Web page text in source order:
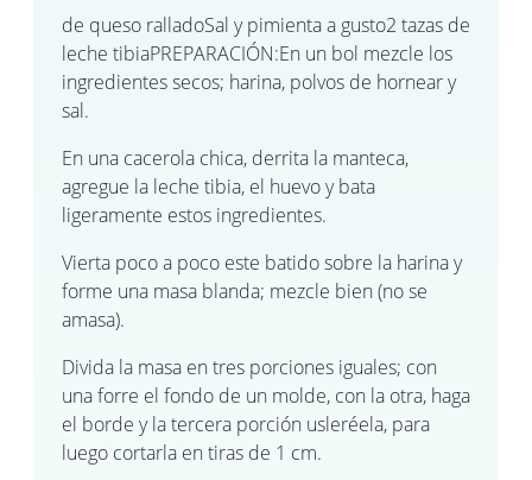
de queso ralladoSal y pimienta a gusto2 tazas de
leche tibiaPREPARACIÓN:En un bol mezcle los
ingredientes secos; harina, polvos de hornear y
sal.
En una cacerola chica, derrita la manteca,
agregue la leche tibia, el huevo y bata
ligeramente estos ingredientes.
Vierta poco a poco este batido sobre la harina y
forme una masa blanda; mezcle bien (no se
amasa).
Divida la masa en tres porciones iguales; con
una forre el fondo de un molde, con la otra, haga
el borde y la tercera porción usleréela, para
luego cortarla en tiras de 1 cm.